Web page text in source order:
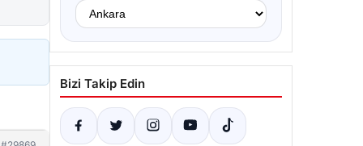
Bizi Takip Edin